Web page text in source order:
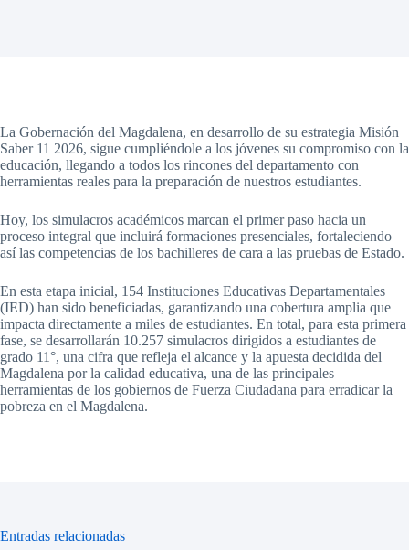
La Gobernación del Magdalena, en desarrollo de su estrategia Misión
Saber 11 2026, sigue cumpliéndole a los jóvenes su compromiso con la
educación, llegando a todos los rincones del departamento con
herramientas reales para la preparación de nuestros estudiantes.
Hoy, los simulacros académicos marcan el primer paso hacia un
proceso integral que incluirá formaciones presenciales, fortaleciendo
así las competencias de los bachilleres de cara a las pruebas de Estado.
En esta etapa inicial, 154 Instituciones Educativas Departamentales
(IED) han sido beneficiadas, garantizando una cobertura amplia que
impacta directamente a miles de estudiantes. En total, para esta primera
fase, se desarrollarán 10.257 simulacros dirigidos a estudiantes de
grado 11°, una cifra que refleja el alcance y la apuesta decidida del
Magdalena por la calidad educativa, una de las principales
herramientas de los gobiernos de Fuerza Ciudadana para erradicar la
pobreza en el Magdalena.
Entradas relacionadas